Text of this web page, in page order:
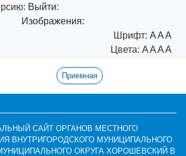
Выйти:
Изображения:
Шрифт: AAA
Цвета: AAAA
Приемная
САЙТ ОРГАНОВ МЕСТНОГО
ВНУТРИГОРОДСКОГО МУНИЦИПАЛЬНОГО
ОКРУГА ХОРОШЕВСКИЙ В